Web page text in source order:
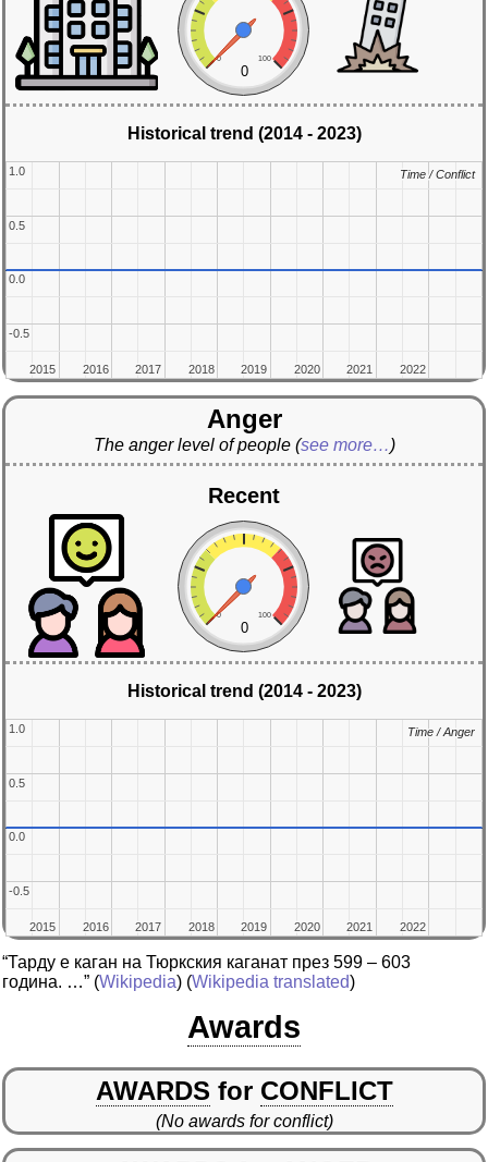
0 100
0
Historical trend (2014 - 2023)
2015
2015 2016
2016 2017
2017 2018
2018 2019
2019 2020
2020 2021
2021 2022
2022
-0.5
-0.5
0.0
0.0
0.5
0.5
1.0
1.0 Time / Conflict
Time / Conflict
Anger
The anger level of people (see more…)
Recent
0 100
0
Historical trend (2014 - 2023)
2015
2015 2016
2016 2017
2017 2018
2018 2019
2019 2020
2020 2021
2021 2022
2022
-0.5
-0.5
0.0
0.0
0.5
0.5
1.0
1.0 Time / Anger
Time / Anger
“Тарду е каган на Тюркския каганат през 599 – 603
година. …” (Wikipedia) (Wikipedia translated)
Awards
AWARDS for CONFLICT
(No awards for conflict)